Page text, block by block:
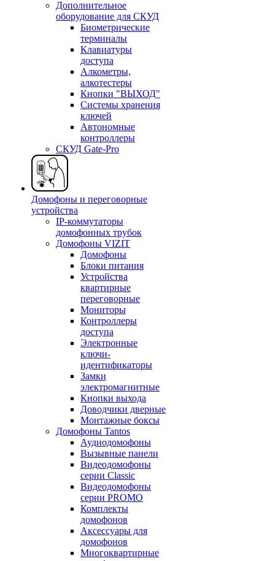
Дополнительное
оборудование для СКУД
Биометрические
терминалы
Клавиатуры
доступа
Алкометры,
алкотестеры
Кнопки "ВЫХОД"
Системы хранения
ключей
Автономные
контроллеры
СКУД Gate-Pro
Домофоны и переговорные
устройства
IP-коммутаторы
домофонных трубок
Домофоны VIZIT
Домофоны
Блоки питания
Устройства
квартирные
переговорные
Мониторы
Контроллеры
доступа
Электронные
ключи-
идентификаторы
Замки
электромагнитные
Кнопки выхода
Доводчики дверные
Монтажные боксы
Домофоны Tantos
Аудиодомофоны
Вызывные панели
Видеодомофоны
серии Classic
Видеодомофоны
серии PROMO
Комплекты
домофонов
Аксессуары для
домофонов
Многоквартирные